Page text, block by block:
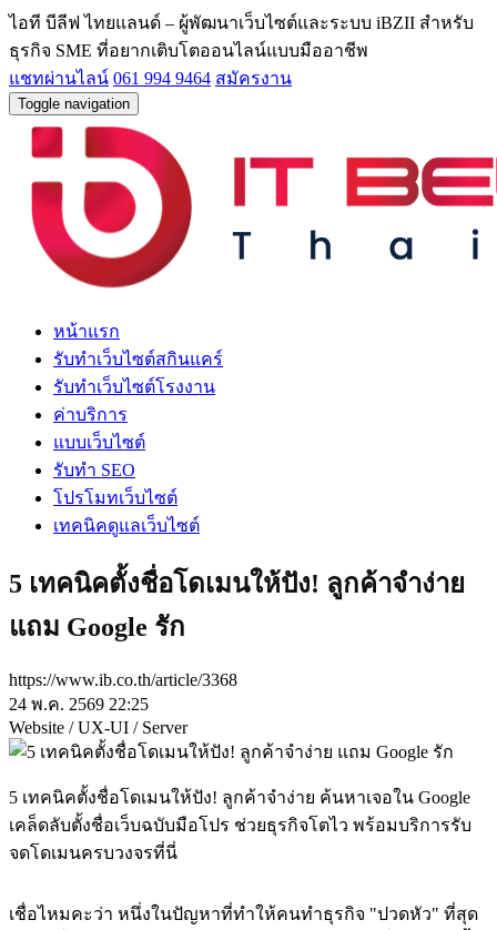
ไอที บีลีฟ ไทยแลนด์ – ผู้พัฒนาเว็บไซต์และระบบ iBZII สำหรับ
ธุรกิจ SME ที่อยากเติบโตออนไลน์แบบมืออาชีพ
แชทผ่านไลน์ 061 994 9464 สมัครงาน
Toggle navigation
หน้าแรก
รับทำเว็บไซต์สกินแคร์
รับทำเว็บไซต์โรงงาน
ค่าบริการ
แบบเว็บไซต์
รับทำ SEO
โปรโมทเว็บไซต์
เทคนิคดูแลเว็บไซต์
5 เทคนิคตั้งชื่อโดเมนให้ปัง! ลูกค้าจำง่าย
แถม Google รัก
https://www.ib.co.th/article/3368
24 พ.ค. 2569 22:25
Website / UX-UI / Server
5 เทคนิคตั้งชื่อโดเมนให้ปัง! ลูกค้าจำง่าย ค้นหาเจอใน Google
เคล็ดลับตั้งชื่อเว็บฉบับมือโปร ช่วยธุรกิจโตไว พร้อมบริการรับ
จดโดเมนครบวงจรที่นี่
เชื่อไหมคะว่า หนึ่งในปัญหาที่ทำให้คนทำธุรกิจ "ปวดหัว" ที่สุด